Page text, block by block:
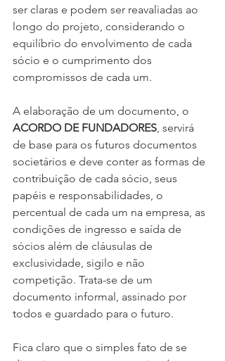
ser claras e podem ser reavaliadas ao
longo do projeto, considerando o
equilíbrio do envolvimento de cada
sócio e o cumprimento dos
compromissos de cada um.
A elaboração de um documento, o
ACORDO DE FUNDADORES , servirá
de base para os futuros documentos
societários e deve conter as formas de
contribuição de cada sócio, seus
papéis e responsabilidades, o
percentual de cada um na empresa, as
condições de ingresso e saída de
sócios além de cláusulas de
exclusividade, sigilo e não
competição. Trata-se de um
documento informal, assinado por
todos e guardado para o futuro.
Fica claro que o simples fato de se